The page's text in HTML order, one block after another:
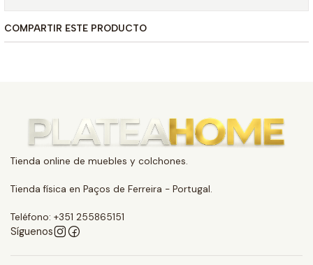
COMPARTIR ESTE PRODUCTO
Tienda online de muebles y colchones.
Tienda física en Paços de Ferreira - Portugal.
Teléfono: +351 255865151
Síguenos